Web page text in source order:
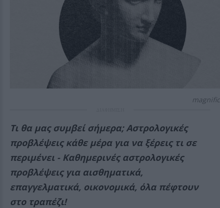
magnific
Τι θα μας συμβεί σήμερα; Αστρολογικές
προβλέψεις κάθε μέρα για να ξέρεις τι σε
περιμένει - Καθημερινές αστρολογικές
προβλέψεις για αισθηματικά,
επαγγελματικά, οικονομικά, όλα πέφτουν
στο τραπέζι!